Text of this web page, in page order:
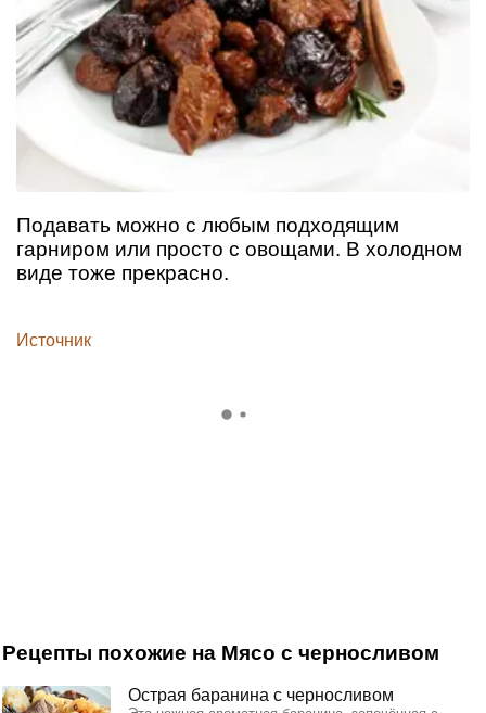
Подавать можно с любым подходящим
гарниром или просто с овощами. В холодном
виде тоже прекрасно.
Источник
Рецепты похожие на Мясо с черносливом
Острая баранина с черносливом